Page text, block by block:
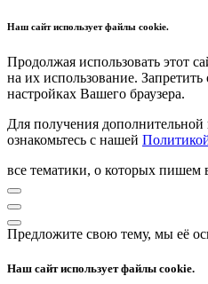
Наш сайт использует файлы cookie.
Продолжая использовать этот
на их использование.
настройках Вашего браузера.
Для получения
ознакомьтесь с нашей
все тематики, о которых пишем
Предложите свою тему, мы её
Наш сайт использует файлы cookie.